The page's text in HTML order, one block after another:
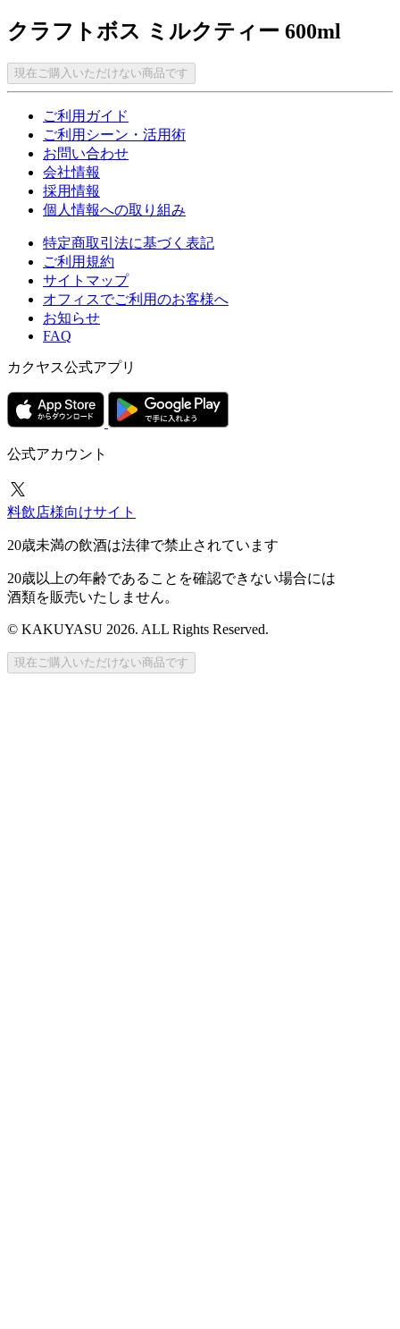
クラフトボス ミルクティー 600ml
現在ご購入いただけない商品です
ご利用ガイド
ご利用シーン・活用術
お問い合わせ
会社情報
採用情報
個人情報への取り組み
特定商取引法に基づく表記
ご利用規約
サイトマップ
オフィスでご利用のお客様へ
お知らせ
FAQ
カクヤス公式アプリ
公式アカウント
料飲店様向けサイト
20歳未満の飲酒は法律で禁止されています
20歳以上の年齢であることを確認できない場合には
酒類を販売いたしません。
© KAKUYASU 2026. ALL Rights Reserved.
現在ご購入いただけない商品です